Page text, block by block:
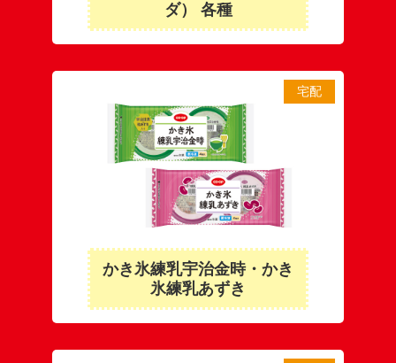
ダ） 各種
宅配
かき氷練乳宇治金時・かき
氷練乳あずき